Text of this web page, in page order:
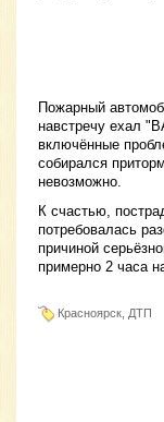
Пожарный
навстречу ехал
включённые
собирался
невозможно.
К счастью,
потребовалась
причиной
примерно 2 часа
Красноярск, ДТП